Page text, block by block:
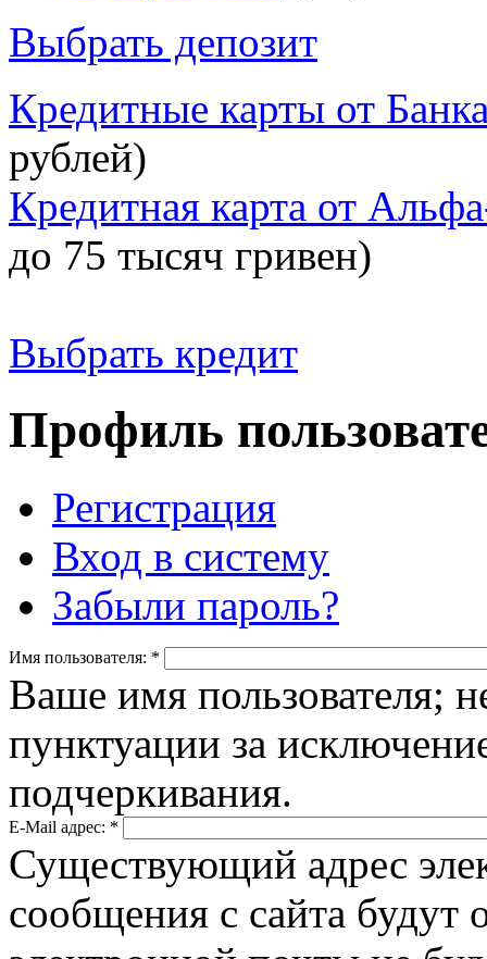
Выбрать депозит
Кредитные карты от
рублей)
Кредитная карта от
до 75 тысяч гривен)
Выбрать кредит
Профиль
Регистрация
Вход в систему
Забыли пароль?
Имя пользователя: *
Ваше имя пользователя;
пунктуации за
подчеркивания.
E-Mail адрес: *
Существующий адрес
сообщения с сайта будут